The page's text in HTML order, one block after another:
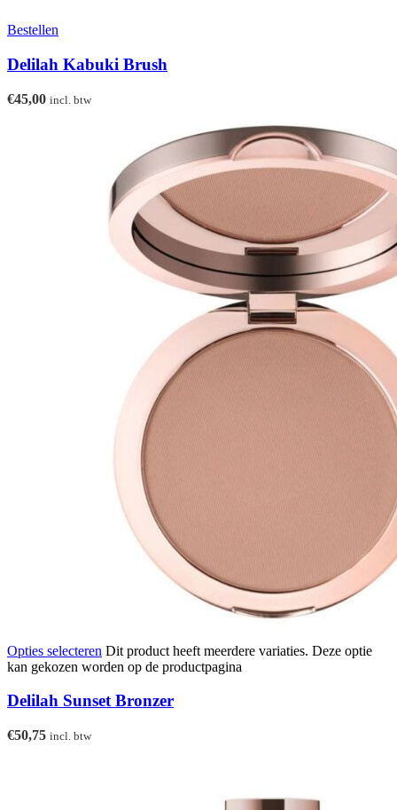
Bestellen
Delilah Kabuki Brush
€45,00 incl. btw
Opties selecteren Dit product heeft meerdere variaties. Deze optie
kan gekozen worden op de productpagina
Delilah Sunset Bronzer
€50,75 incl. btw